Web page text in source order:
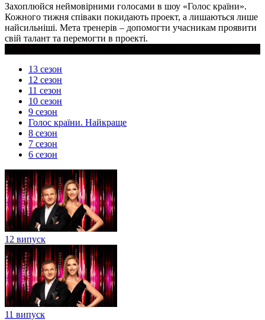
Захоплюйся неймовірними голосами в шоу «Голос країни».
Кожного тижня співаки покидають проект, а лишаються лише
найсильніші. Мета тренерів – допомогти учасникам проявити
свій талант та перемогти в проекті.
13 сезон
12 сезон
11 сезон
10 сезон
9 сезон
Голос країни. Найкраще
8 сезон
7 сезон
6 сезон
12 випуск
11 випуск